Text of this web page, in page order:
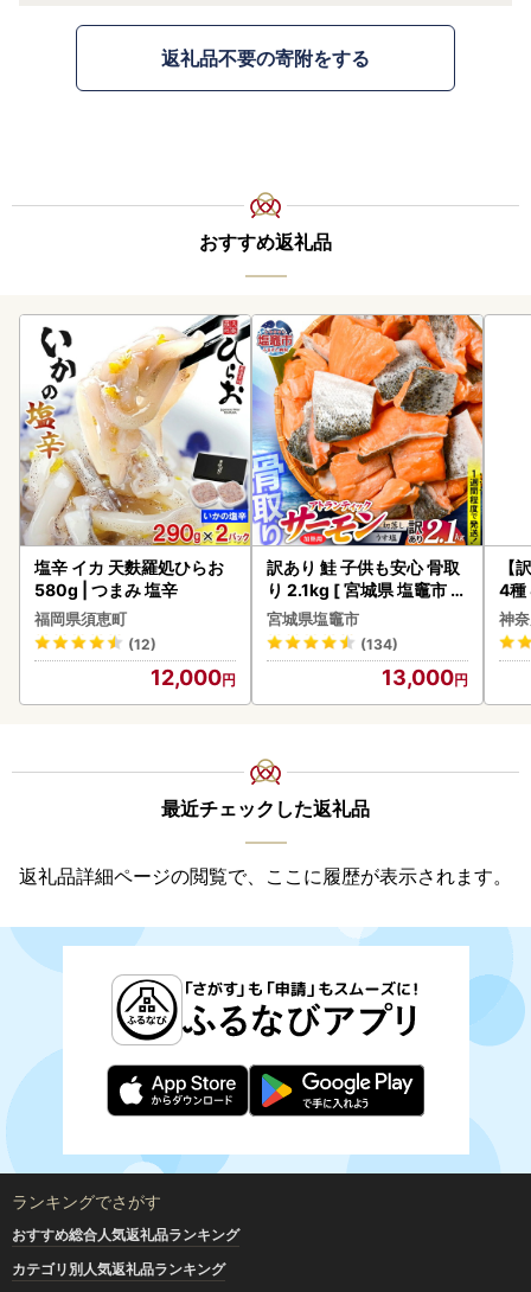
返礼品不要の寄附をする
おすすめ返礼品
塩辛 イカ 天麩羅処ひらお
580g | つまみ 塩辛
福岡県須恵町
(12)
12,000
訳あり 鮭 子供も安心 骨取
り 2.1kg [ 宮城県 塩竈市 ]
鮭
宮城県塩竈市
(134)
13,000
【
4種
神
最近チェックした返礼品
返礼品詳細ページの閲覧で、ここに履歴が表示されます。
ランキングでさがす
おすすめ総合人気返礼品ランキング
カテゴリ別人気返礼品ランキング